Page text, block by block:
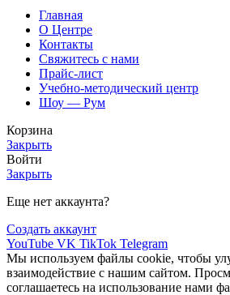
Главная
О Центре
Контакты
Свяжитесь с нами
Прайс-лист
Учебно-методический центр
Шоу — Рум
Корзина
Закрыть
Войти
Закрыть
Еще нет аккаунта?
Создать аккаунт
YouTube VK TikTok Telegram
Мы используем файлы cookie, чтобы
взаимодействие с нашим сайтом.
соглашаетесь на использование нами